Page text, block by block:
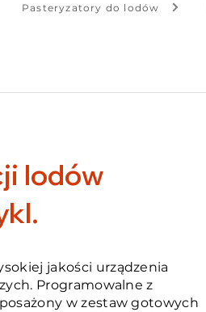
Pasteryzatory do lodów
lodów
jakości urządzenia
Programowalne z
w zestaw gotowych